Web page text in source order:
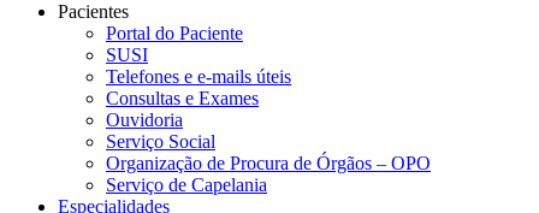
Pacientes
Portal do Paciente
SUSI
Telefones e e-mails úteis
Consultas e Exames
Ouvidoria
Serviço Social
Organização de Procura de Órgãos – OPO
Serviço de Capelania
Especialidades